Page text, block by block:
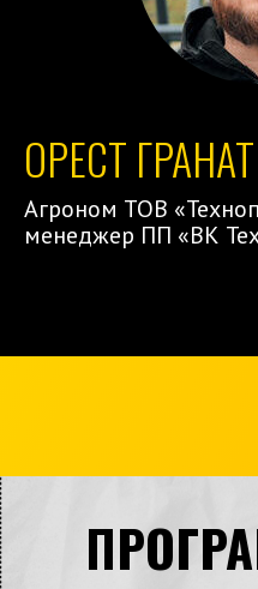
ОРЕСТ ГРАНАТ
Агроном ТОВ
менеджер ПП «ВК